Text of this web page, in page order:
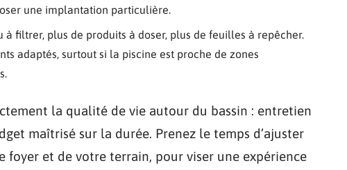
une implantation particulière.
à filtrer, plus de produits à doser, plus de feuilles à repêcher.
adaptés, surtout si la piscine est proche de zones
la qualité de vie autour du bassin : entretien
maîtrisé sur la durée. Prenez le temps d’ajuster
foyer et de votre terrain, pour viser une expérience